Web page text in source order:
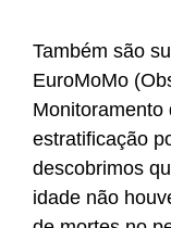
Também são
EuroMoMo
Monitoramento
estratificação
descobrimos
idade não